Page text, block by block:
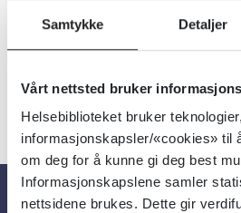
Samtykke Detaljer
Vårt nettsted bruker
Helsebiblioteket bruker
informasjonskapsler/«cookies» til
om deg for å kunne gi deg best
Informasjonskapslene samler
nettsidene brukes. Dette gir
7Treff